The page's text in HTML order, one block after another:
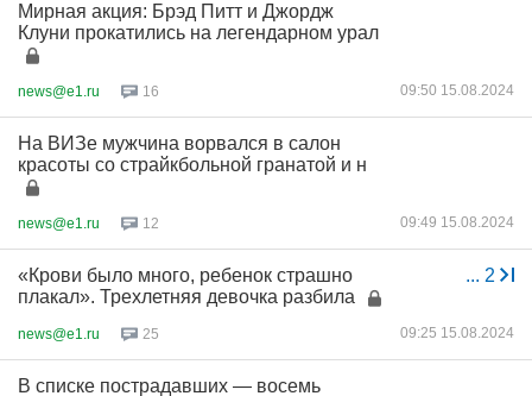
Мирная акция: Брэд Питт и Джордж
Клуни прокатились на легендарном урал
news@e1.ru 16 09:50 15.08.2024
На ВИЗе мужчина ворвался в салон
красоты со страйкбольной гранатой и н
news@e1.ru 12 09:49 15.08.2024
... 2
«Крови было много, ребенок страшно
плакал». Трехлетняя девочка разбила
news@e1.ru 25 09:25 15.08.2024
В списке пострадавших — восемь